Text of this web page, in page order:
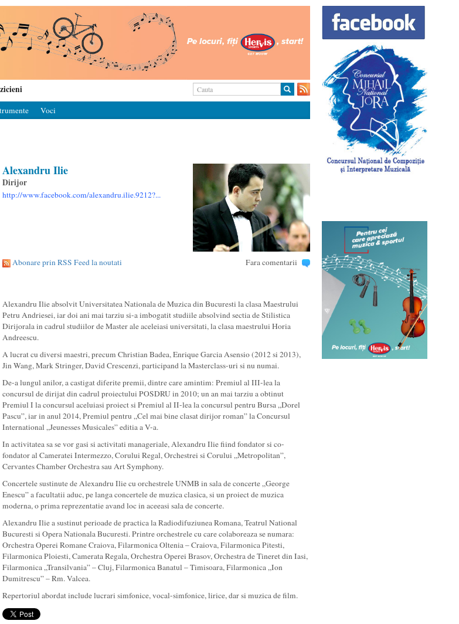
Voci
Alexandru Ilie
Dirijor
http://www.facebook.com/alexandru.ilie.9212?...
Abonare prin RSS Feed la noutati Fara comentarii
Alexandru Ilie absolvit Universitatea Nationala de Muzica din Bucuresti la clasa Maestrului
Petru Andriesei, iar doi ani mai tarziu si-a imbogatit studiile absolvind sectia de Stilistica
Dirijorala in cadrul studiilor de Master ale aceleiasi universitati, la clasa maestrului Horia
Andreescu.
A lucrat cu diversi maestri, precum Christian Badea, Enrique Garcia Asensio (2012 si 2013),
Jin Wang, Mark Stringer, David Crescenzi, participand la Masterclass-uri si nu numai.
De-a lungul anilor, a castigat diferite premii, dintre care amintim: Premiul al III-lea la
concursul de dirijat din cadrul proiectului POSDRU in 2010; un an mai tarziu a obtinut
Premiul I la concursul aceluiasi proiect si Premiul al II-lea la concursul pentru Bursa „Dorel
Pascu”, iar in anul 2014, Premiul pentru „Cel mai bine clasat dirijor roman” la Concursul
International „Jeunesses Musicales” editia a V-a.
In activitatea sa se vor gasi si activitati manageriale, Alexandru Ilie fiind fondator si co-
fondator al Cameratei Intermezzo, Corului Regal, Orchestrei si Corului „Metropolitan”,
Cervantes Chamber Orchestra sau Art Symphony.
Concertele sustinute de Alexandru Ilie cu orchestrele UNMB in sala de concerte „George
Enescu” a facultatii aduc, pe langa concertele de muzica clasica, si un proiect de muzica
moderna, o prima reprezentatie avand loc in aceeasi sala de concerte.
Alexandru Ilie a sustinut perioade de practica la Radiodifuziunea Romana, Teatrul National
Bucuresti si Opera Nationala Bucuresti. Printre orchestrele cu care colaboreaza se numara:
Orchestra Operei Romane Craiova, Filarmonica Oltenia – Craiova, Filarmonica Pitesti,
Filarmonica Ploiesti, Camerata Regala, Orchestra Operei Brasov, Orchestra de Tineret din Iasi,
Filarmonica „Transilvania” – Cluj, Filarmonica Banatul – Timisoara, Filarmonica „Ion
Dumitrescu” – Rm. Valcea.
Repertoriul abordat include lucrari simfonice, vocal-simfonice, lirice, dar si muzica de film.